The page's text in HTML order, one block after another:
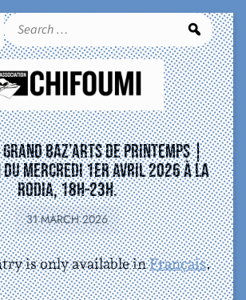
Baz’Arts de Printemps |
mercredi 1er avril 2026 à la
Rodia, 18h-23h.
31 MARCH 2026
is only available inFrançais.